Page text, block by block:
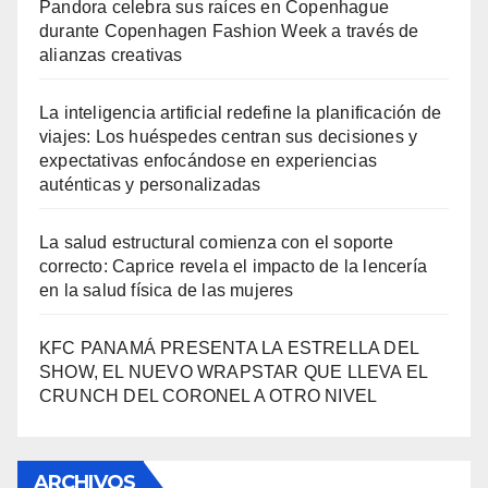
Pandora celebra sus raíces en Copenhague
durante Copenhagen Fashion Week a través de
alianzas creativas
La inteligencia artificial redefine la planificación de
viajes: Los huéspedes centran sus decisiones y
expectativas enfocándose en experiencias
auténticas y personalizadas
La salud estructural comienza con el soporte
correcto: Caprice revela el impacto de la lencería
en la salud física de las mujeres
KFC PANAMÁ PRESENTA LA ESTRELLA DEL
SHOW, EL NUEVO WRAPSTAR QUE LLEVA EL
CRUNCH DEL CORONEL A OTRO NIVEL
ARCHIVOS